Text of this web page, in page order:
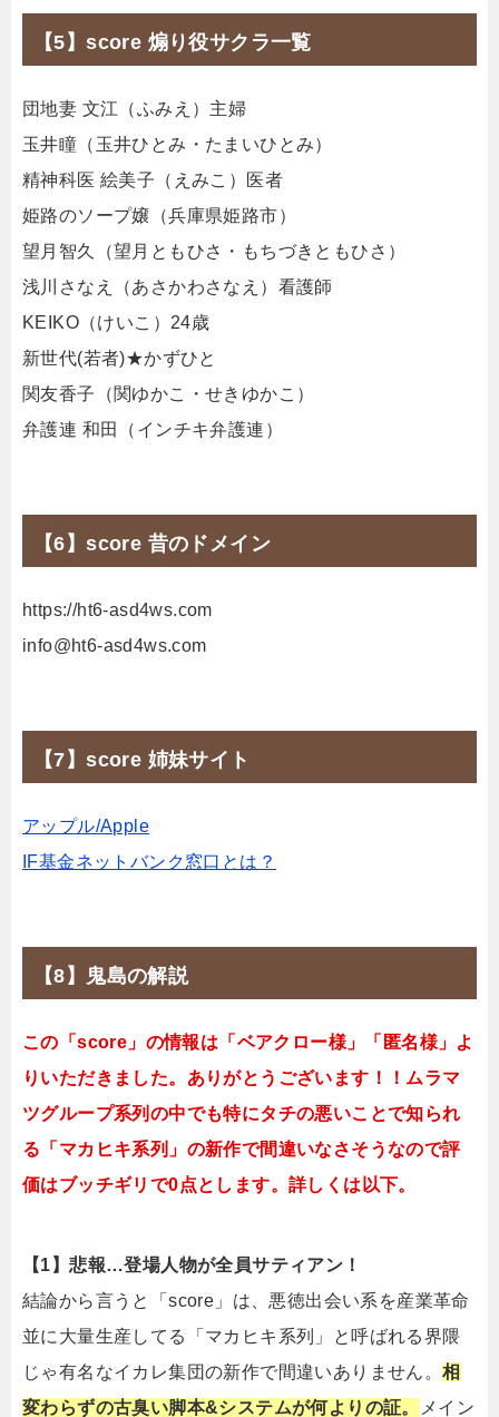
【5】score 煽り役サクラ一覧
団地妻 文江（ふみえ）主婦
玉井瞳（玉井ひとみ・たまいひとみ）
精神科医 絵美子（えみこ）医者
姫路のソープ嬢（兵庫県姫路市）
望月智久（望月ともひさ・もちづきともひさ）
浅川さなえ（あさかわさなえ）看護師
KEIKO（けいこ）24歳
新世代(若者)★かずひと
関友香子（関ゆかこ・せきゆかこ）
弁護連 和田（インチキ弁護連）
【6】score 昔のドメイン
https://ht6-asd4ws.com
info@ht6-asd4ws.com
【7】score 姉妹サイト
アップル/Apple
IF基金ネットバンク窓口とは？
【8】鬼島の解説
この「score」の情報は「ベアクロー様」「匿名様」よ
りいただきました。ありがとうございます！！ムラマ
ツグループ系列の中でも特にタチの悪いことで知られ
る「マカヒキ系列」の新作で間違いなさそうなので評
価はブッチギリで0点とします。詳しくは以下。
【1】悲報…登場人物が全員サティアン！
結論から言うと「score」は、悪徳出会い系を産業革命
並に大量生産してる「マカヒキ系列」と呼ばれる界隈
じゃ有名なイカレ集団の新作で間違いありません。相
変わらずの古臭い脚本&システムが何よりの証。
メイン